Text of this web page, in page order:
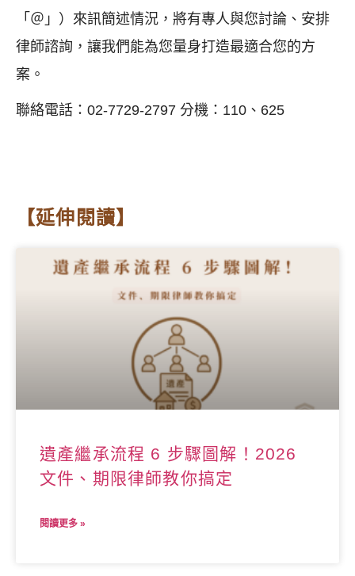
「＠」）來訊簡述情況，將有專人與您討論、安排
律師諮詢，讓我們能為您量身打造最適合您的方
案。
聯絡電話：02-7729-2797 分機：110、625
【延伸閱讀】
遺產繼承流程 6 步驟圖解！2026
文件、期限律師教你搞定
閱讀更多 »